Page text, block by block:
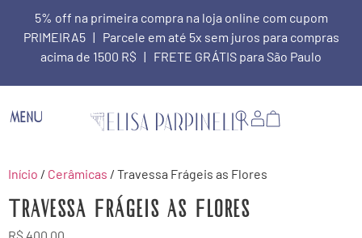
5% off na primeira compra na loja online com cupom
PRIMEIRA5 | Parcele em até 5x sem juros para compras
acima de 1500 R$ | FRETE GRÁTIS para São Paulo
MENU
Início / Cerâmicas / Travessa Frágeis as Flores
Travessa Frágeis as Flores